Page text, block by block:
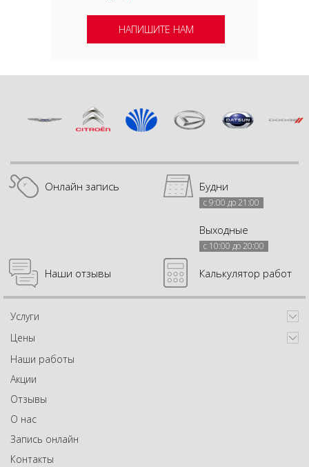
НАПИШИТЕ НАМ
Онлайн запись Будни
с 9:00 до 21:00
Выходные
с 10:00 до 20:00
Наши отзывы Калькулятор работ
Услуги
Цены
Наши работы
Акции
Отзывы
О нас
Запись онлайн
Контакты